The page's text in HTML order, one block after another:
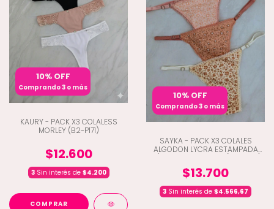
10% OFF
Comprando 3 o más
KAURY - PACK X3 COLALESS
MORLEY (B2-P171)
$12.600
3Sin interés de $4.200
COMPRAR
10% OFF
Comprando 3 o más
SAYKA - PACK X3 COLALES
ALGODON LYCRA ESTAMPADA
$13.700
3 Sin interés de $4.566,67